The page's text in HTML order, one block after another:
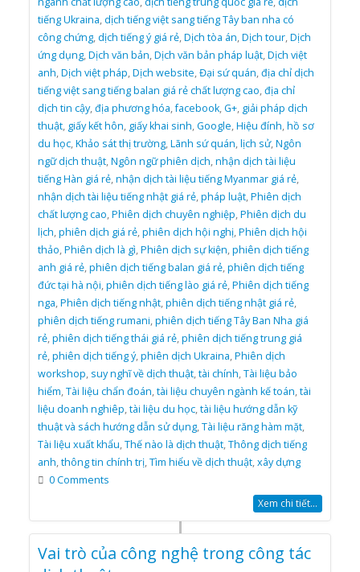
tiếng Ukraina,dịch tiếng việt sang tiếng Tây ban nha có
công chứng,dịch tiếng ý giá rẻ,Dịch tòa án,Dịch tour,Dịch
ứng dụng,Dịch văn bản,Dịch văn bản pháp luật,Dịch việt
anh,Dịch việt pháp,Dịch website,Đại sứ quán,địa chỉ dịch
tiếng việt sang tiếng balan giá rẻ chất lượng cao,địa chỉ
dịch tin cậy,địa phương hóa,facebook,G+, giải pháp dịch
thuật, giấy kết hôn, giấy khai sinh,Google,Hiệu đính,hồ sơ
du học,Khảo sát thị trường,Lãnh sứ quán,lịch sử,Ngôn
ngữ dịch thuật,Ngôn ngữ phiên dịch,nhận dịch tài liệu
tiếng Hàn giá rẻ,nhận dịch tài liệu tiếng Myanmar giá rẻ,
nhận dịch tài liệu tiếng nhật giá rẻ,pháp luật,Phiên dịch
chất lượng cao,Phiên dịch chuyên nghiệp,Phiên dịch du
lịch,phiên dịch giá rẻ,phiên dịch hội nghị,Phiên dịch hội
thảo,Phiên dịch là gì,Phiên dịch sự kiện,phiên dịch tiếng
anh giá rẻ,phiên dịch tiếng balan giá rẻ,phiên dịch tiếng
đức tại hà nội,phiên dịch tiếng lào giá rẻ,Phiên dịch tiếng
nga,Phiên dịch tiếng nhật,phiên dịch tiếng nhật giá rẻ,
phiên dịch tiếng rumani,phiên dịch tiếng Tây Ban Nha giá
rẻ,phiên dịch tiếng thái giá rẻ,phiên dịch tiếng trung giá
rẻ,phiên dịch tiếng ý,phiên dịch Ukraina,Phiên dịch
workshop, suy nghĩ về dịch thuật,tài chính,Tài liệu bảo
hiểm,Tài liệu chẩn đoán,tài liệu chuyên ngành kế toán,tài
liệu doanh nghiêp,tài liệu du học,tài liệu hướng dẫn kỹ
thuật và sách hướng dẫn sử dụng,Tài liệu răng hàm mặt,
Tài liệu xuất khẩu,Thế nào là dịch thuật,Thông dịch tiếng
anh,thông tin chính trị,Tìm hiểu về dịch thuật,xây dựng
0 Comments
Xem chi tiết...
Vai trò của công nghệ trong công tác